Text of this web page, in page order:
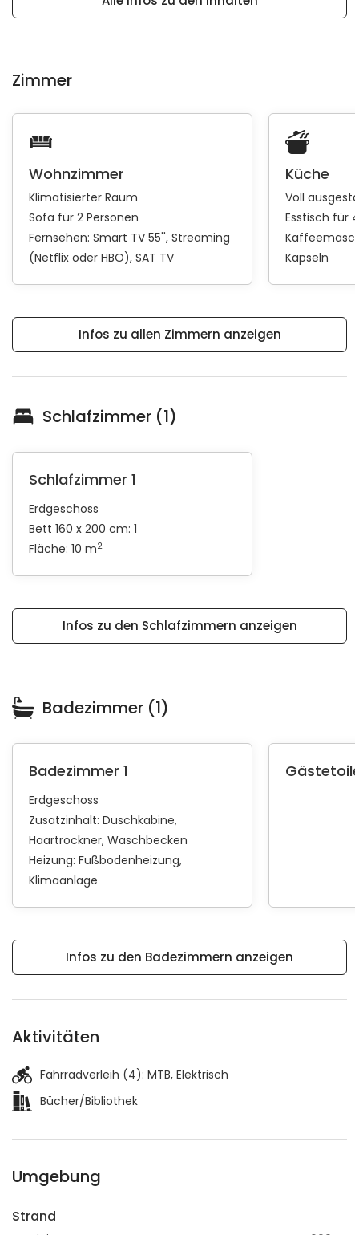
Zimmer
Wohnzimmer
Klimatisierter Raum
Sofa für 2 Personen
Fernsehen: Smart TV 55'' Streaming
(Netflix oder HBO) SAT TV
Küche
Voll
Esstisch für
Kapseln
Infos zu allen Zimmern anzeigen
Schlafzimmer (1)
Schlafzimmer 1
Erdgeschoss
Bett 160 x 200 cm: 1
Fläche: 10 m2
Infos zu den Schlafzimmern anzeigen
Badezimmer (1)
Badezimmer 1
Erdgeschoss
Zusatzinhalt: Duschkabine
Haartrockner Waschbecken
Heizung: Fußbodenheizung
Klimaanlage
Infos zu den Badezimmern anzeigen
Aktivitäten
Fahrradverleih (4): MTB Elektrisch
Bücher/Bibliothek
Umgebung
Strand